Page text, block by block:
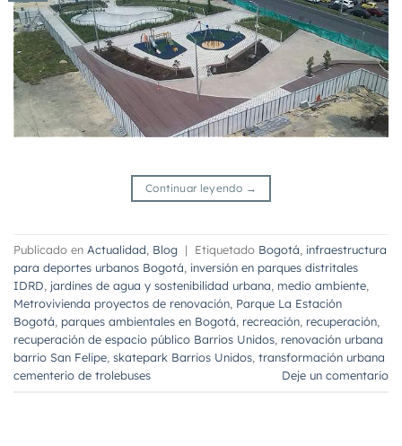
Continuar leyendo →
Publicado en Actualidad Blog | Etiquetado Bogotá infraestructura
para deportes urbanos Bogotá inversión en parques distritales
IDRD jardines de agua y sostenibilidad urbana medio ambiente
Metrovivienda proyectos de renovación Parque La Estación
Bogotá parques ambientales en Bogotá recreación recuperación
recuperación de espacio público Barrios Unidos renovación urbana
barrio San Felipe skatepark Barrios Unidos transformación urbana
cementerio de trolebuses
Deje un comentario